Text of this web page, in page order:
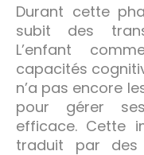
Durant cette
subit des
L’enfant
capacités
n’a pas encore
pour gérer
efficace. Cette
traduit par des